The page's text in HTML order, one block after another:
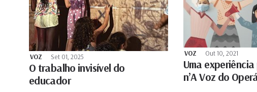
VOZ Set 01, 2025
O trabalho invisível do
educador
VOZ Out 10, 2021
Uma
n’A Voz do